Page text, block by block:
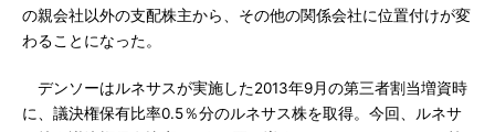
の親会社以外の支配株主から、その他の関係会社に位置付けが変
わることになった。
デンソーはルネサスが実施した2013年9月の第三者割当増資時
に、議決権保有比率0.5％分のルネサス株を取得。今回、ルネサ